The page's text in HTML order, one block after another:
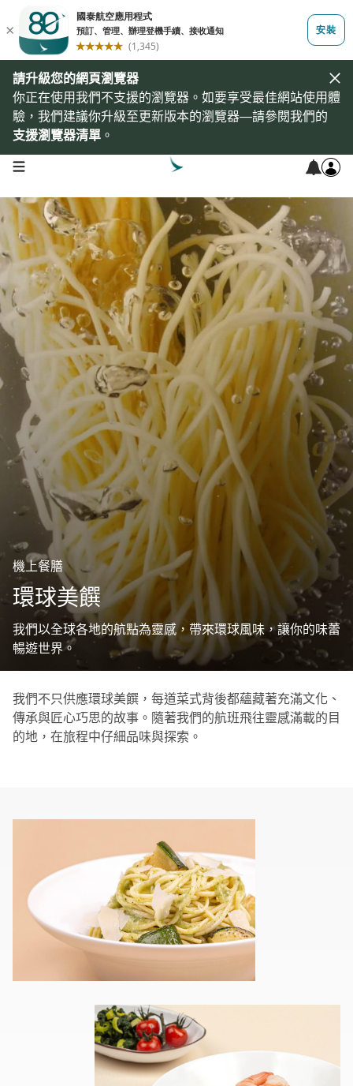
請升級您的網頁瀏覽器
你正在使用我們不支援的瀏覽器。如要享受最佳網站使用體
驗，我們建議你升級至更新版本的瀏覽器—請參閱我們的
支援瀏覽器清單 。
open navigation menu
機上餐膳
環球美饌
我們以全球各地的航點為靈感，帶來環球風味，讓你的味蕾
暢遊世界。
我們不只供應環球美饌，每道菜式背後都蘊藏著充滿文化、
傳承與匠心巧思的故事。隨著我們的航班飛往靈感滿載的目
的地，在旅程中仔細品味與探索。